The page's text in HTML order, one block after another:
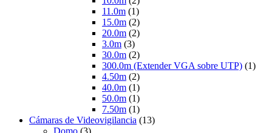
11.0m (1)
15.0m (2)
20.0m (2)
3.0m (3)
30.0m (2)
300.0m (Extender VGA sobre UTP) (1)
4.50m (2)
40.0m (1)
50.0m (1)
7.50m (1)
Cámaras de Videovigilancia (13)